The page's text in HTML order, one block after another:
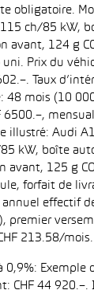
obligatoire.
115 ch/85 kW,
avant, 124 g
uni. Prix du
Taux
48 mois (10
6500.–,
illustré: Audi
kW, boîte
avant, 125 g
forfait de
annuel effectif
premier
213.58/mois.
0,9%: Exemple
CHF 44 920.–.